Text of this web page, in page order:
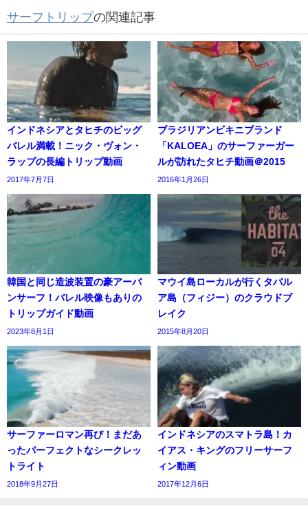
サーフトリップの関連記事
インドネシアとタヒチのビッグ
バレル満載！ニック・ヴォン・
ラップの長編トリップ動画
2017年7月7日
ブラジリアンビキニブランド
「KALOEA」のサーファーガー
ルが訪れたタヒチ動画＠2015
2016年1月26日
韓国と同じ造波装置の豪アーバ
ンサーフ！バレル映像もありの
トリップガイド動画
2023年8月1日
マウイ島ローカルが行くタバル
ア島（フィジー）のクラウドブ
レイク
2015年8月20日
サーファーロマン再び！まだあ
ったパーフェクトなシークレッ
トライト
2018年9月27日
インドネシアのスマトラ島！カ
イアス・キングのフリーサーフ
ィン動画
2017年12月6日